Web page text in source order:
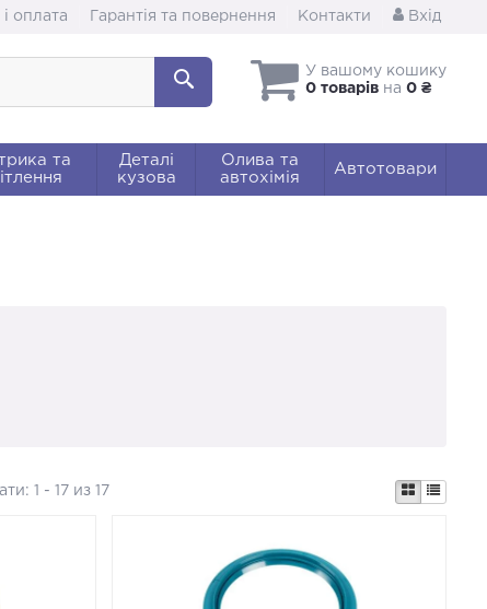
оплата Гарантія та повернення Контакти Вхід
У вашому кошику
0 товарів на 0 ₴
та
Деталі
кузова
Олива та
автохімія
Автотовари
1 - 17 из 17